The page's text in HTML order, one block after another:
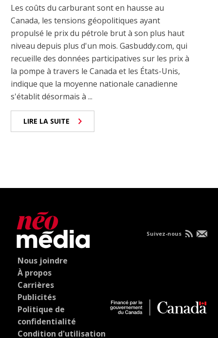
Les coûts du carburant sont en hausse au
Canada, les tensions géopolitiques ayant
propulsé le prix du pétrole brut à son plus haut
niveau depuis plus d'un mois. Gasbuddy.com, qui
recueille des données participatives sur les prix à
la pompe à travers le Canada et les États-Unis,
indique que la moyenne nationale canadienne
s'établit désormais à ...
LIRE LA SUITE
Nous joindre
À propos
Carrières
Publicités
Politique de
confidentialité
Condition d'utilisation
Suivez-nous